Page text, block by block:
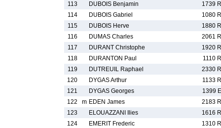
113
DUBOIS Benjamin
1739 R
114
DUBOIS Gabriel
1080 R
115
DUBOIS Herve
1880 R
116
DUMAS Charles
2061 R
117
DURANT Christophe
1920 R
118
DURANTON Paul
1110 R
119
DUTREUIL Raphael
2330 R
120
DYGAS Arthur
1133 R
121
DYGAS Georges
1399 E
122
m EDEN James
2183 R
123
ELOUAZZANI Ilies
1616 R
124
EMERIT Frederic
1310 R